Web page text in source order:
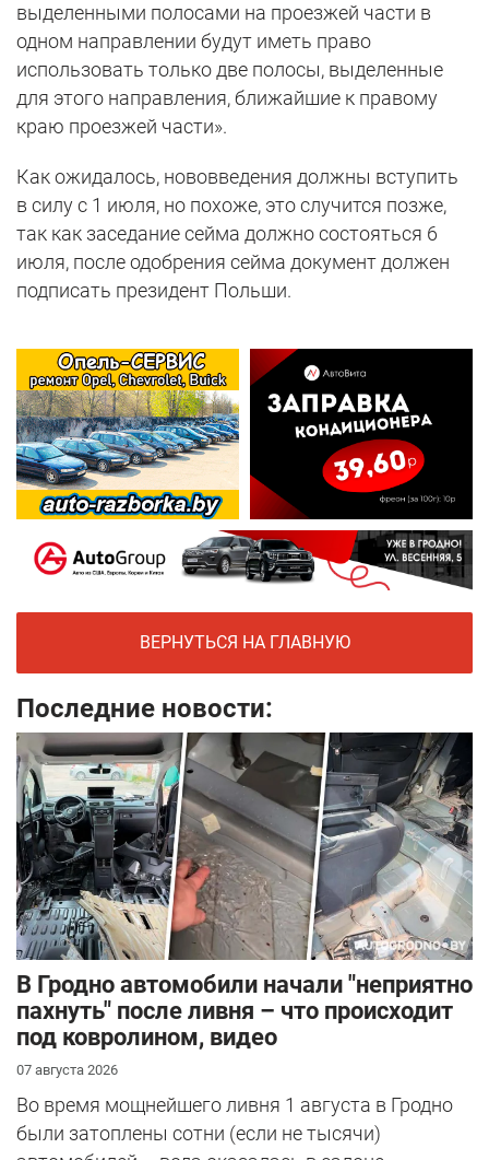
выделенными полосами на проезжей части в
одном направлении будут иметь право
использовать только две полосы, выделенные
для этого направления, ближайшие к правому
краю проезжей части».
Как ожидалось, нововведения должны вступить
в силу с 1 июля, но похоже, это случится позже,
так как заседание сейма должно состояться 6
июля, после одобрения сейма документ должен
подписать президент Польши.
ВЕРНУТЬСЯ НА ГЛАВНУЮ
Последние новости:
В Гродно автомобили начали "неприятно
пахнуть" после ливня – что происходит
под ковролином, видео
07 августа 2026
Во время мощнейшего ливня 1 августа в Гродно
были затоплены сотни (если не тысячи)